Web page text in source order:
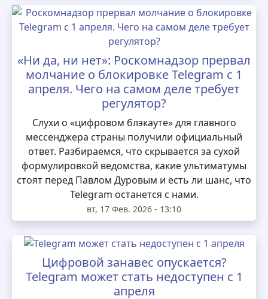
«Ни да, ни нет»: Роскомнадзор прервал
молчание о блокировке Telegram с 1
апреля. Чего на самом деле требует
регулятор?
Слухи о «цифровом блэкауте» для главного
мессенджера страны получили официальный
ответ. Разбираемся, что скрывается за сухой
формулировкой ведомства, какие ультиматумы
стоят перед Павлом Дуровым и есть ли шанс, что
Telegram останется с нами.
вт, 17 Фев. 2026 - 13:10
Цифровой занавес опускается?
Telegram может стать недоступен с 1
апреля